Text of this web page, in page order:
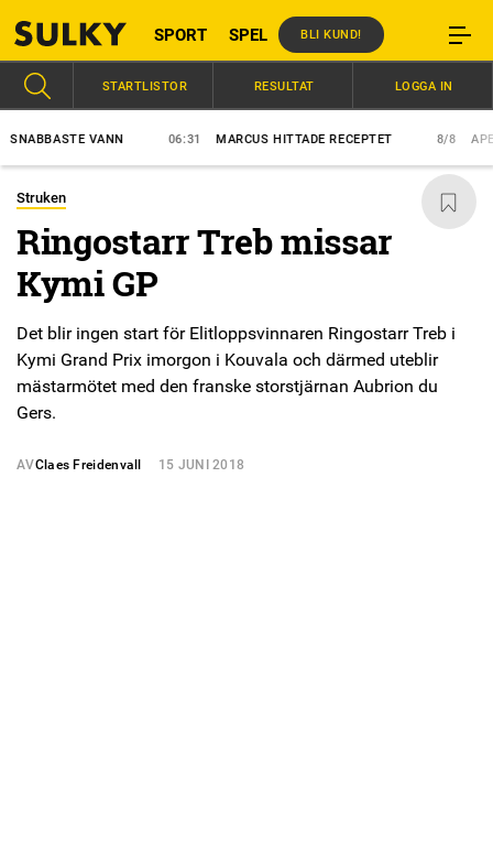
SPORT SPEL BLI KUND!
VANN 06:31 MARCUS HITTADE RECEPTET APEX
STARTLISTOR RESULTAT LOGGA IN
Struken
Ringostarr Treb missar
Kymi GP
Det blir ingen start för Elitloppsvinnaren Ringostarr Treb i
Kymi Grand Prix imorgon i Kouvala och därmed uteblir
mästarmötet med den franske storstjärnan Aubrion du
Gers.
AVClaes Freidenvall 15 JUNI 2018